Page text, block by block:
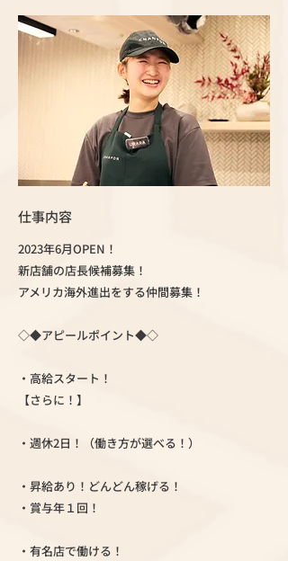
仕事内容
2023年6月OPEN！
新店舗の店長候補募集！
アメリカ海外進出をする仲間募集！
◇◆アピールポイント◆◇
・高給スタート！
【さらに！】
・週休2日！（働き方が選べる！）
・昇給あり！どんどん稼げる！
・賞与年１回！
・有名店で働ける！